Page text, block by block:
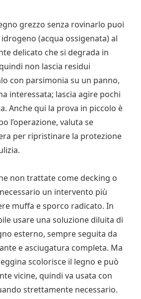
grezzo senza rovinarlo puoi
(acqua ossigenata) al
delicato che si degrada in
non lascia residui
con parsimonia su un panno,
interessata; lascia agire pochi
Anche qui la prova in piccolo è
l’operazione, valuta se
per ripristinare la protezione
non trattate come decking o
un intervento più
muffa e sporco radicato. In
usare una soluzione diluita di
esterno, sempre seguita da
e asciugatura completa. Ma
scolorisce il legno e può
vicine, quindi va usata con
strettamente necessario.